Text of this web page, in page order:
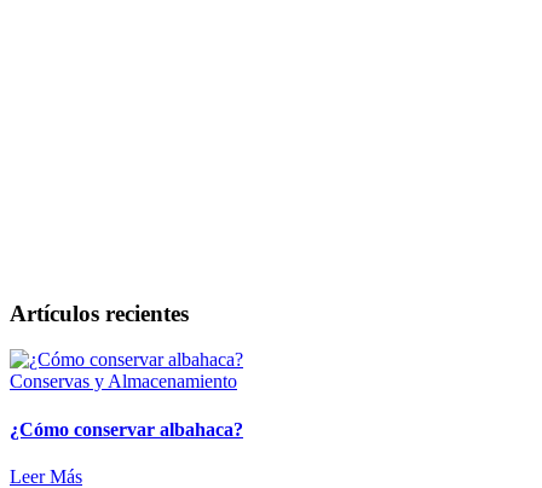
Artículos recientes
Conservas y Almacenamiento
¿Cómo conservar albahaca?
Leer Más